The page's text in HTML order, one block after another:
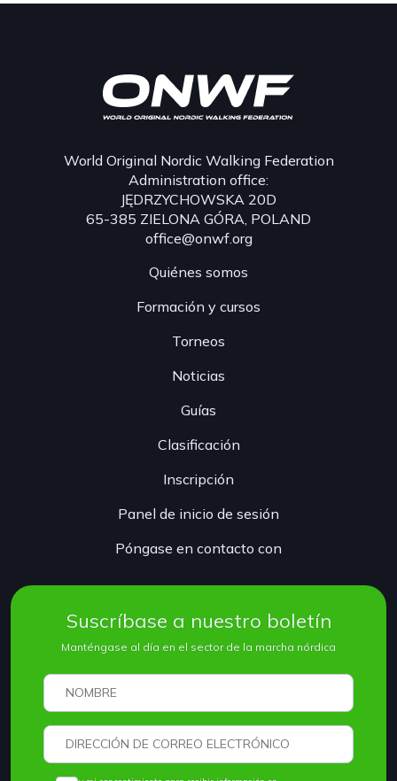
World Original Nordic Walking Federation
Administration office:
JĘDRZYCHOWSKA 20D
65-385 ZIELONA GÓRA, POLAND
office@onwf.org
Quiénes somos
Formación y cursos
Torneos
Noticias
Guías
Clasificación
Inscripción
Panel de inicio de sesión
Póngase en contacto con
Suscríbase a nuestro boletín
Manténgase al día en el sector de la marcha nórdica